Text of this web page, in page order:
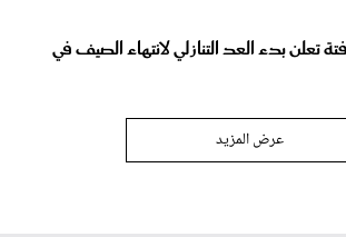
تعلن بدء العد التنازلي لانتهاء الصيف في
عرض المزيد